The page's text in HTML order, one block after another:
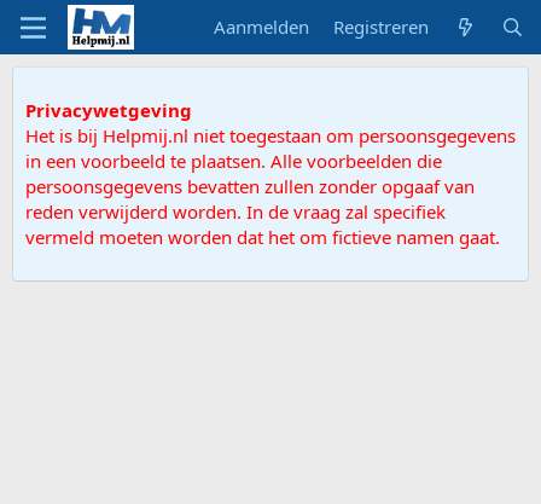
Aanmelden Registreren
Privacywetgeving
Het is bij Helpmij.nl niet toegestaan om persoonsgegevens
in een voorbeeld te plaatsen. Alle voorbeelden die
persoonsgegevens bevatten zullen zonder opgaaf van
reden verwijderd worden. In de vraag zal specifiek
vermeld moeten worden dat het om fictieve namen gaat.